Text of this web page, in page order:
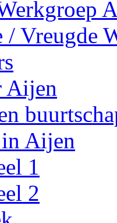
/ Vreugde
Aijen
Aijen
1
2